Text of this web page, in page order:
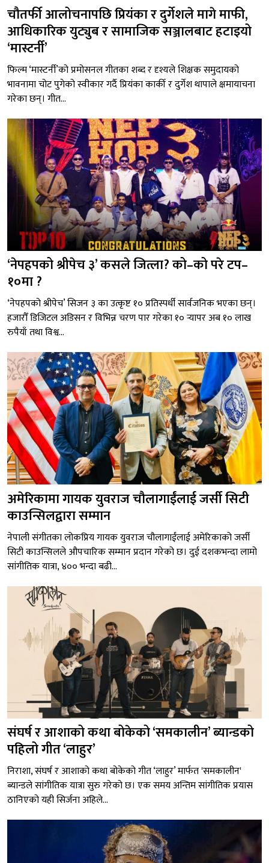
चौतर्फी आलोचनापछि प्रियंका र दुर्गेशले मागे माफी,
आधिकारिक युट्युब र सामाजिक सञ्जालबाट हटाइयो
‘मास्टर्नी’
फिल्म ‘मास्टर्नी’को प्रमोसनल गीतका शब्द र दृश्यले शिक्षक समुदायको
भावनामा चोट पुगेको स्वीकार गर्दै प्रियंका कार्की र दुर्गेश थापाले क्षमायाचना
गरेका छन्। गीत...
‘नेपहपको श्रीपेच ३’ कसले जित्ला? को–को परे टप–
१०मा ?
‘नेपहपको श्रीपेच’ सिजन ३ का उत्कृष्ट १० प्रतिस्पर्धी सार्वजनिक भएका छन्।
हजारौँ डिजिटल अडिसन र विभिन्न चरण पार गरेका १० र्‍यापर अब १० लाख
रुपैयाँ तथा विश्व...
अमेरिकामा गायक युवराज चौलागाईंलाई जर्सी सिटी
काउन्सिलद्वारा सम्मान
नेपाली संगीतका लोकप्रिय गायक युवराज चौलागाईंलाई अमेरिकाको जर्सी
सिटी काउन्सिलले औपचारिक सम्मान प्रदान गरेको छ। दुई दशकभन्दा लामो
सांगीतिक यात्रा, ४०० भन्दा बढी...
संघर्ष र आशाको कथा बोकेको ‘समकालीन’ ब्यान्डको
पहिलो गीत ‘लाहुर’
निराशा, संघर्ष र आशाको कथा बोकेको गीत ‘लाहुर’ मार्फत 'समकालीन'
ब्यान्डले सांगीतिक यात्रा सुरु गरेको छ। एक समय अन्तिम सांगीतिक प्रयास
ठानिएको यही सिर्जना अहिले...